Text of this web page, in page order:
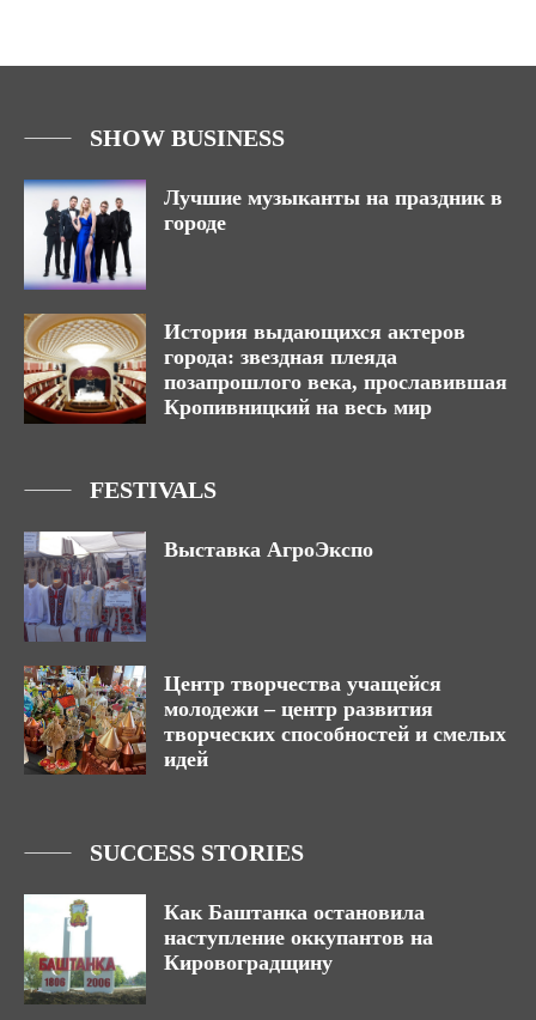
SHOW BUSINESS
Лучшие музыканты на праздник в
городе
История выдающихся актеров
города: звездная плеяда
позапрошлого века, прославившая
Кропивницкий на весь мир
FESTIVALS
Выставка АгроЭкспо
Центр творчества учащейся
молодежи – центр развития
творческих способностей и смелых
идей
SUCCESS STORIES
Как Баштанка остановила
наступление оккупантов на
Кировоградщину